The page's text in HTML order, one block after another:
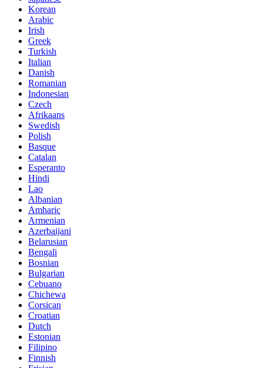
Korean
Arabic
Irish
Greek
Turkish
Italian
Danish
Romanian
Indonesian
Czech
Afrikaans
Swedish
Polish
Basque
Catalan
Esperanto
Hindi
Lao
Albanian
Amharic
Armenian
Azerbaijani
Belarusian
Bengali
Bosnian
Bulgarian
Cebuano
Chichewa
Corsican
Croatian
Dutch
Estonian
Filipino
Finnish